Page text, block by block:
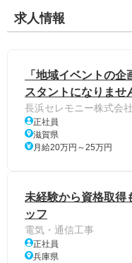
求人情報
「地域イベントの
スタントになりませ
長浜セレモニー株式会社
正社員
滋賀県
月給20万円～25万円
未経験から資格取得
ッフ
電気・通信工事
正社員
兵庫県